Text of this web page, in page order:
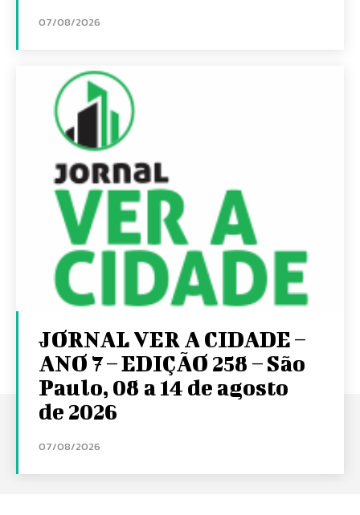
07/08/2026
JORNAL VER A CIDADE –
ANO 7 – EDIÇÃO 258 – São
Paulo, 08 a 14 de agosto
de 2026
07/08/2026